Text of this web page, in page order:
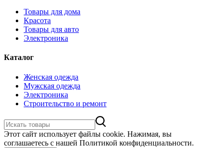
Товары для дома
Красота
Товары для авто
Электроника
Каталог
Женская одежда
Мужская одежда
Электроника
Строительство и ремонт
Этот сайт использует файлы cookie. Нажимая, вы
соглашаетесь с нашей Политикой конфиденциальности.